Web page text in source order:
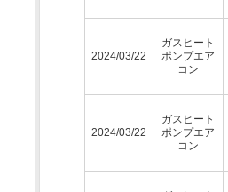
2024/03/22
ガスヒート
ポンプエア
コン
2024/03/22
ガスヒート
ポンプエア
コン